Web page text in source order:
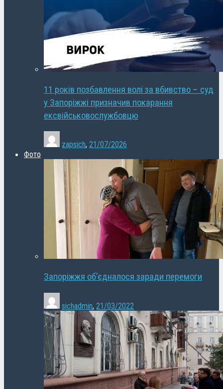
11 років позбавлення волі за вбивство – суд
у Запоріжжі призначив покарання
ексвійськовослужбовцю
zapsich, 21/07/2026
Фото
Запоріжжя об’єдналося заради перемоги
sichadmin, 21/03/2022